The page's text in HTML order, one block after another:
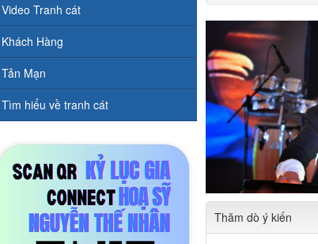
Thăm dò ý kiến
Video Tranh cát
Khách Hàng
Tản Mạn
Tìm hiểu về tranh cát